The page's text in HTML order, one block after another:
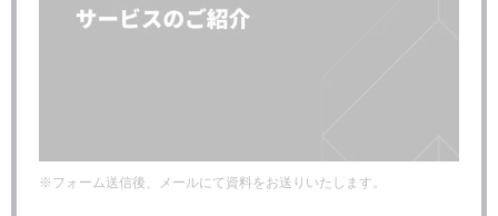
※フォーム送信後、メールにて資料をお送りいたします。